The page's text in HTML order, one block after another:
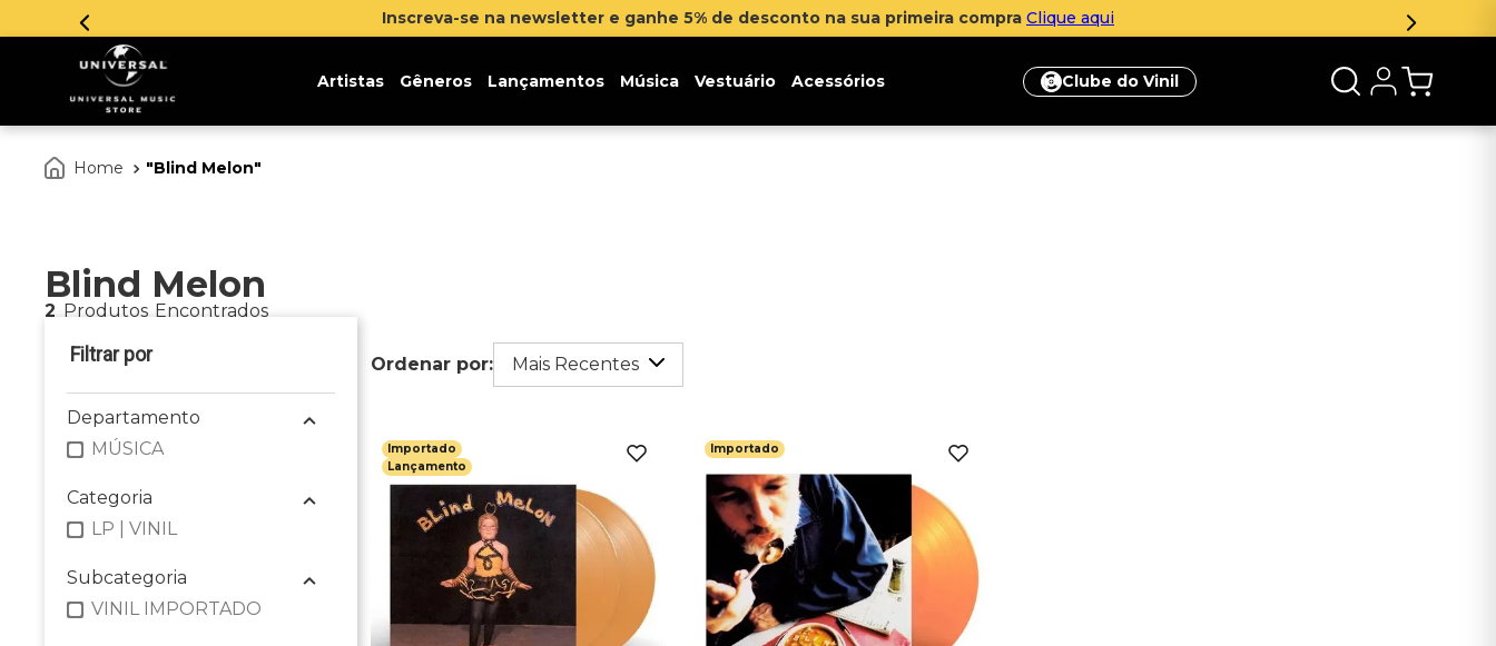
Inscreva-se na newsletter e ganhe 5% de desconto na sua primeira compra Clique aqui
Artistas Gêneros Lançamentos Música Vestuário Acessórios Clube do Vinil
Blind Melon
Blind Melon
2 Produtos
Departamento
MÚSICA
Categoria
LP | VINIL
Subcategoria
VINIL IMPORTADO
Mais Recentes
Importado
Lançamento
Importado